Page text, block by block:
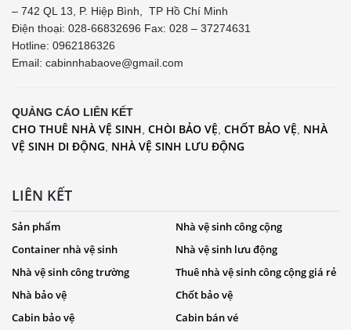
– 742 QL 13, P. Hiệp Bình, TP Hồ Chí Minh
Điện thoại: 028-66832696 Fax: 028 – 37274631
Hotline: 0962186326
Email: cabinnhabaove@gmail.com
QUẢNG CÁO LIÊN KẾT
CHO THUÊ NHÀ VỆ SINH CHÒI BẢO VỆ CHỐT BẢO VỆ NHÀ
VỆ SINH DI ĐỘNG NHÀ VỆ SINH LƯU ĐỘNG
LIÊN KẾT
Sản phẩm
Nhà vệ sinh công cộng
Container nhà vệ sinh
Nhà vệ sinh lưu động
Nhà vệ sinh công trường
Thuê nhà vệ sinh công cộng giá rẻ
Nhà bảo vệ
Chốt bảo vệ
Cabin bảo vệ
Cabin bán vé